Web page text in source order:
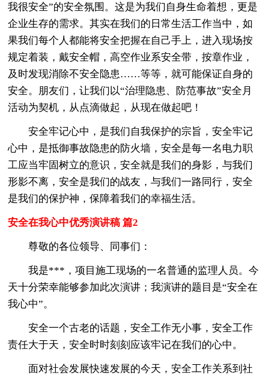
我很安全”的安全氛围。这是为我们自身生命着想，更是
企业生存的需求。其实在我们的日常生活工作当中，如
果我们每个人都能将安全把握在自己手上，进入现场按
规定着装，戴安全帽，高空作业系安全带，按章作业，
及时发现消除不安全隐患……等等，就可能保证自身的
安全。朋友们，让我们以“治理隐患、防范事故”安全月
活动为契机，从点滴做起，从现在做起吧！
安全牢记心中，是我们自我保护的宗旨，安全牢记
心中，是抵御事故隐患的防火墙，安全是每一名电力职
工应当牢固树立的意识，安全就是我们的身影，与我们
形影不离，安全是我们的战友，与我们一路同行，安全
是我们的保护神，保障着我们的幸福生活。
安全在我心中优秀演讲稿 篇2
尊敬的各位领导、同事们：
我是***，项目施工现场的一名普通的监理人员。今
天十分荣幸能够参加此次演讲；我演讲的题目是“安全在
我心中”。
安全一个古老的话题，安全工作无小事，安全工作
责任大于天，安全时时刻刻应该牢记在我们的心中。
面对社会发展快速发展的今天，安全工作关系到社